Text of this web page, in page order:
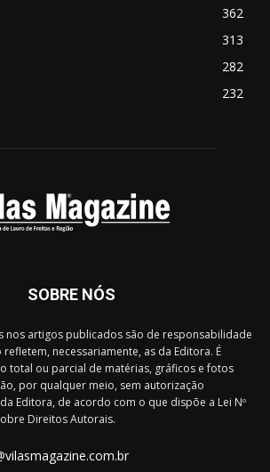
362
313
282
232
SOBRE NÓS
nos artigos publicados são de responsabilidade
necessariamente, as da Editora. É
total ou parcial de matérias, gráficos e fotos
por qualquer meio, sem autorização
Editora, de acordo com o que dispõe a Lei Nº
Direitos Autorais.